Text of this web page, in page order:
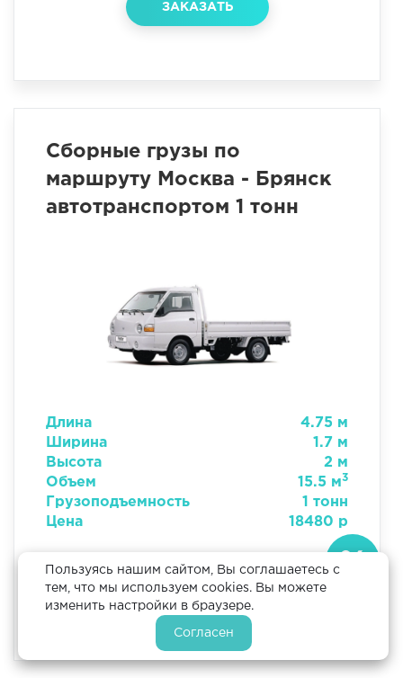
Пользуясь нашим сайтом, Вы соглашаетесь с
тем, что мы используем cookies. Вы можете
изменить настройки в браузере.
Согласен
ЗАКАЗАТЬ
Сборные грузы по
маршруту Москва - Брянск
автотранспортом 1 тонн
Длина
4.75 м
Ширина
1.7 м
Высота
2 м
Объем
15.5 м3
Грузоподъемность
1 тонн
Цена
18480 р
ЗАКАЗАТЬ